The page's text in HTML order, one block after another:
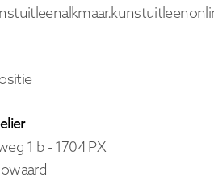
1 b -1704 PX